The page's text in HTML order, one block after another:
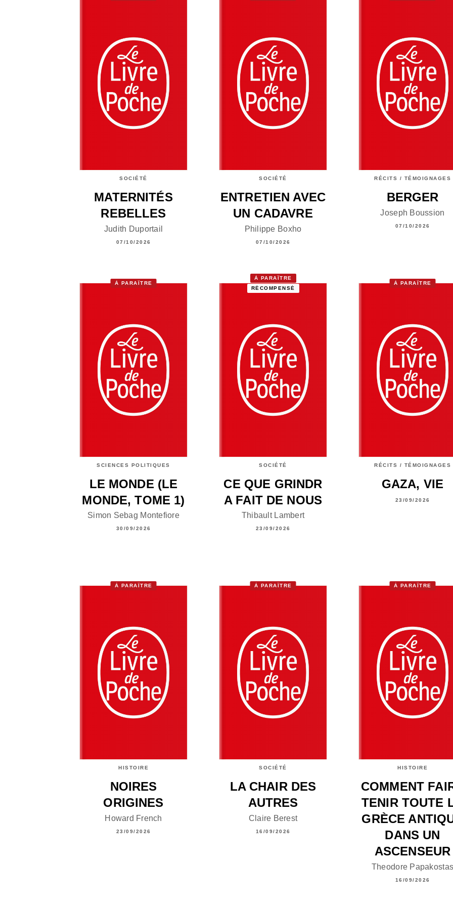
SOCIÉTÉ
MATERNITÉS
REBELLES
Judith Duportail
07/10/2026
SOCIÉTÉ
ENTRETIEN AVEC
UN CADAVRE
Philippe Boxho
07/10/2026
RÉCITS / TÉMOIGNAGES
BERGER
Joseph Boussion
07/10/2026
À PARAÎTRE
SCIENCES POLITIQUES
LE MONDE (LE
MONDE, TOME 1)
Simon Sebag Montefiore
30/09/2026
À PARAÎTRE
RÉCOMPENSÉ
SOCIÉTÉ
CE QUE GRINDR
A FAIT DE NOUS
Thibault Lambert
23/09/2026
À PARAÎTRE
RÉCITS / TÉMOIGNAGES
GAZA, VIE
23/09/2026
À PARAÎTRE
HISTOIRE
NOIRES
ORIGINES
Howard French
23/09/2026
À PARAÎTRE
SOCIÉTÉ
LA CHAIR DES
AUTRES
Claire Berest
16/09/2026
À PARAÎTRE
HISTOIRE
COMMENT
TENIR TOUTE
GRÈCE
DANS UN
ASCENSEUR
Theodore Papakostas
16/09/2026